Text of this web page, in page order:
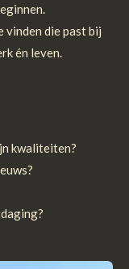
vinden die past bij
én leven.
kwaliteiten?